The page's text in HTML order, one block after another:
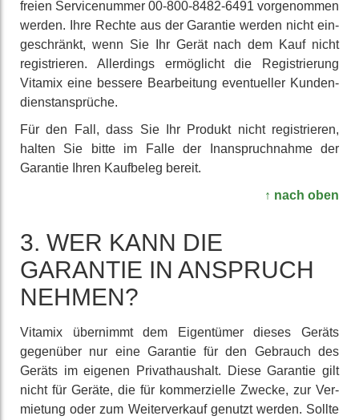
freien Service­nummer 00-800-8482-6491 vor­genommen
werden. Ihre Rechte aus der Garantie werden nicht ein­
geschränkt, wenn Sie Ihr Gerät nach dem Kauf nicht
regis­trieren. Aller­dings ermög­licht die Regis­trierung
Vitamix eine bessere Be­arbeitung even­tueller Kunden­
dienst­ansprüche.
Für den Fall, dass Sie Ihr Produkt nicht regis­trieren,
halten Sie bitte im Falle der In­anspruch­nahme der
Garantie Ihren Kaufbeleg bereit.
↑ nach oben
3. WER KANN DIE
GARANTIE IN ANSPRUCH
NEHMEN?
Vitamix übernimmt dem Eigen­tümer dieses Geräts
gegenüber nur eine Garantie für den Gebrauch des
Geräts im eigenen Privat­haushalt. Diese Garantie gilt
nicht für Geräte, die für kommer­zielle Zwecke, zur Ver­
mietung oder zum Weiter­verkauf genutzt werden. Sollte